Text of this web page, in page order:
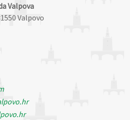
Valpova
Valpovo